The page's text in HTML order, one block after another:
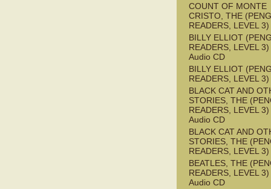
COUNT OF MONTE
CRISTO, THE
READERS, LEVEL
BILLY ELLIOT
READERS, LEVEL
Audio CD
BILLY ELLIOT
READERS, LEVEL
BLACK CAT AND
STORIES, THE
READERS, LEVEL
Audio CD
BLACK CAT AND
STORIES, THE
READERS, LEVEL
BEATLES, THE
READERS, LEVEL
Audio CD